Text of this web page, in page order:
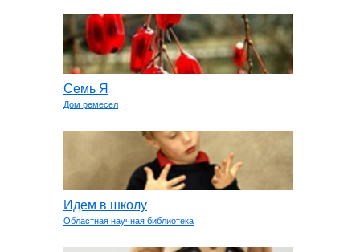
Семь Я
Дом ремесел
Идем в школу
Областная научная библиотека